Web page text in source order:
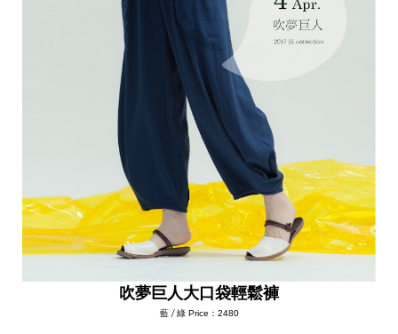
吹夢巨人大口袋輕鬆褲
藍 / 綠 Price：2480